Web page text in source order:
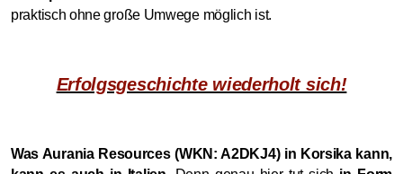
praktisch ohne große Umwege möglich ist.
Erfolgsgeschichte wiederholt sich!
Was Aurania Resources (WKN: A2DKJ4) in Korsika kann,